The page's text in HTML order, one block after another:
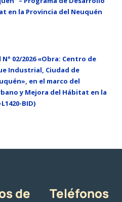
en la Provincia del Neuquén
02/2026 «Obra: Centro de
Industrial, Ciudad de
en el marco del
y Mejora del Hábitat en la
BID)
de
Teléfonos